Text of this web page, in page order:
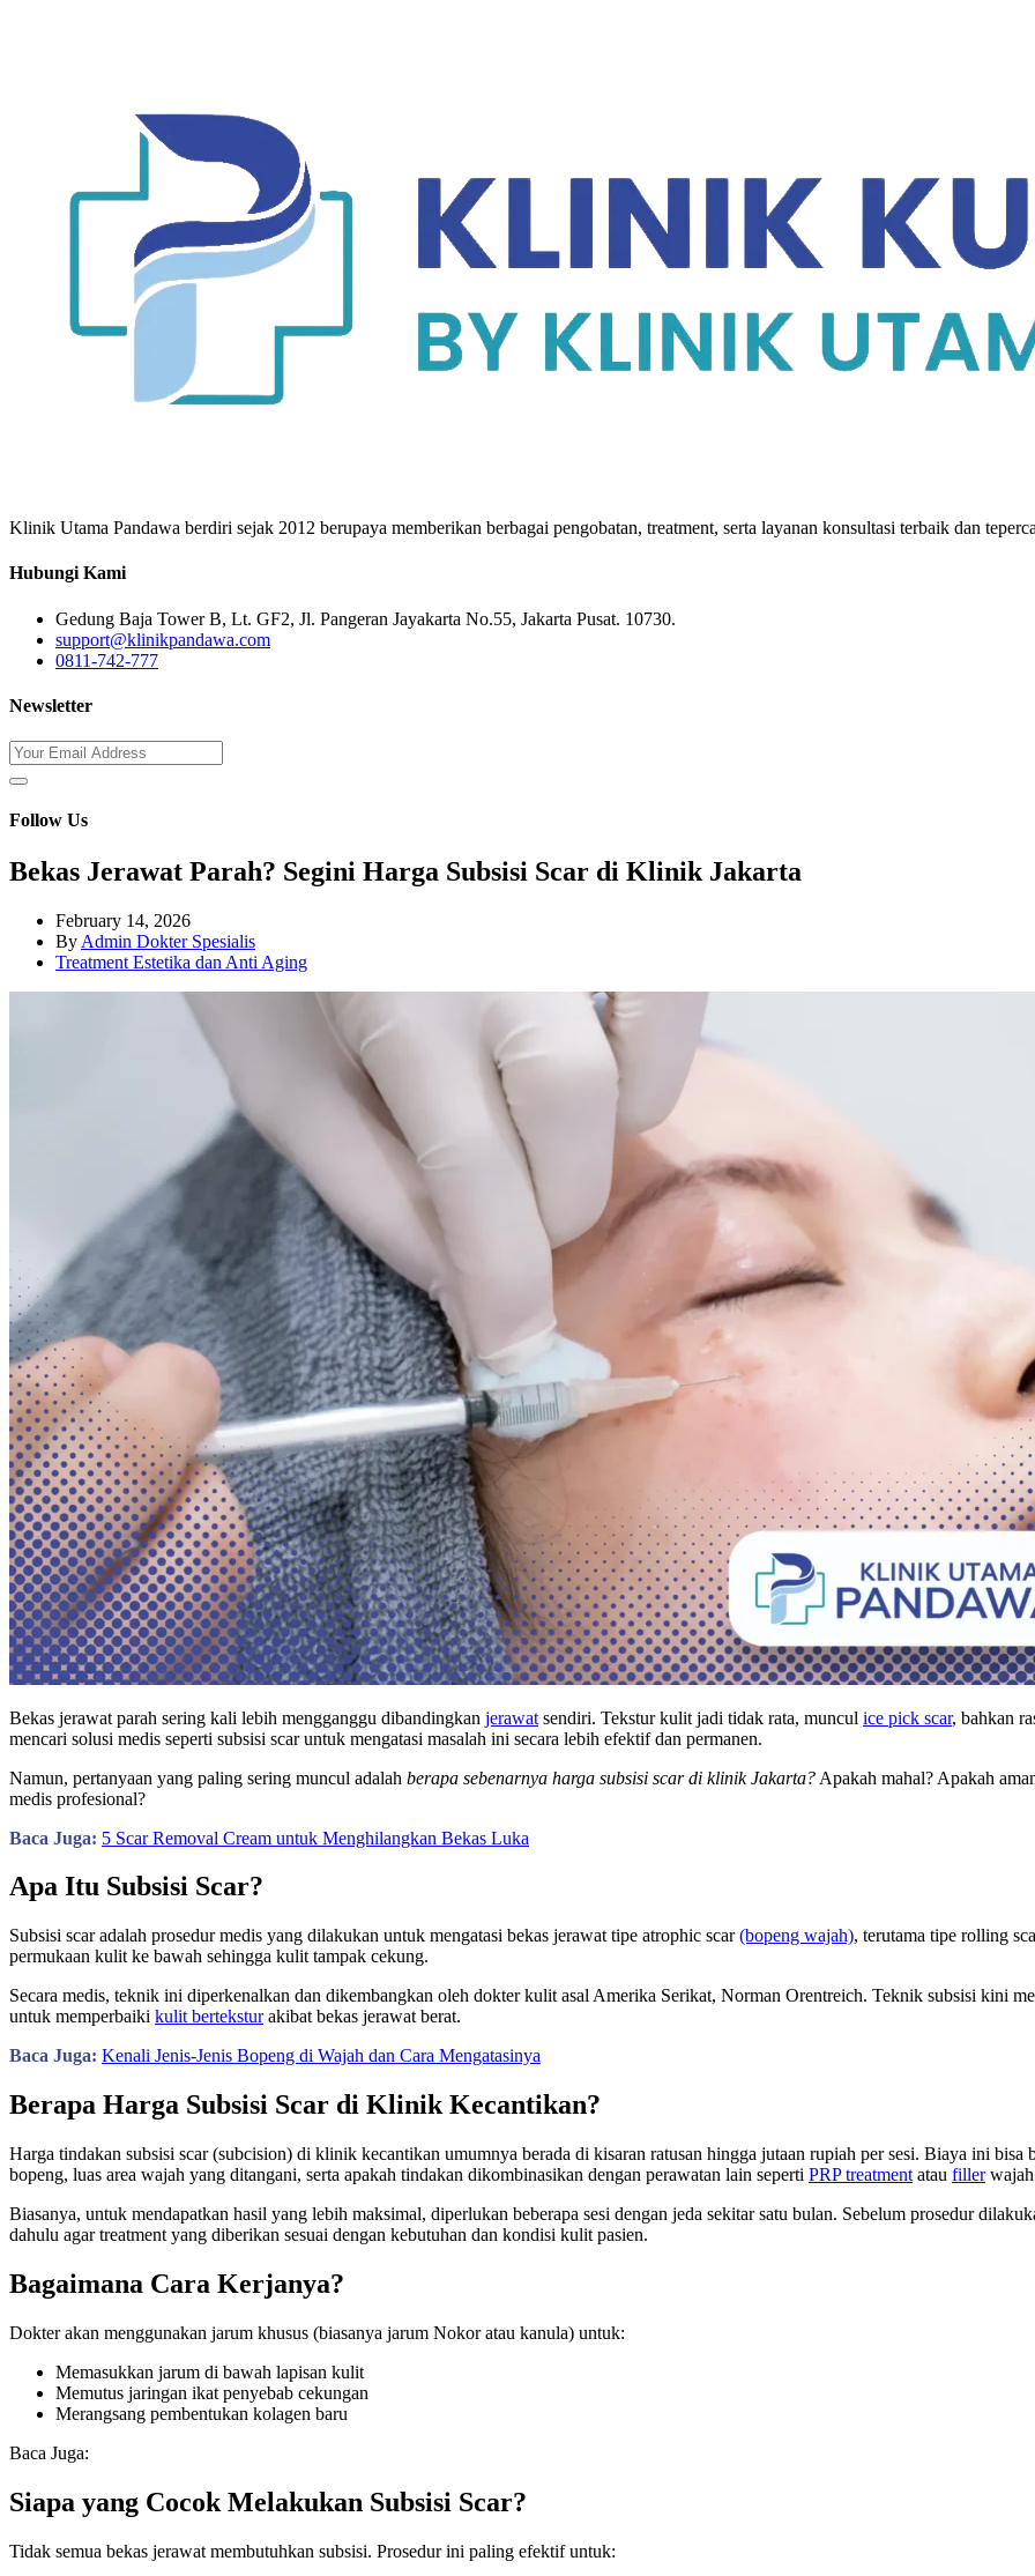
Klinik Utama Pandawa berdiri sejak 2012 berupaya memberikan berbagai pengobatan, treatment, serta layanan konsultasi terbaik dan
Hubungi Kami
Gedung Baja Tower B, Lt. GF2, Jl. Pangeran Jayakarta No.55, Jakarta Pusat. 10730.
support@klinikpandawa.com
0811-742-777
Newsletter
Follow Us
Bekas Jerawat Parah? Segini Harga Subsisi Scar di Klinik Jakarta
February 14, 2026
By Admin Dokter Spesialis
Treatment Estetika dan Anti Aging
Bekas jerawat parah sering kali lebih mengganggu dibandingkan jerawat sendiri. Tekstur kulit jadi tidak rata, muncul ice pick scar, bahkan
mencari solusi medis seperti subsisi scar untuk mengatasi masalah ini secara lebih efektif dan permanen.
Namun, pertanyaan yang paling sering muncul adalah berapa sebenarnya harga subsisi scar di klinik Jakarta? Apakah mahal? Apakah
medis profesional?
Baca Juga: 5 Scar Removal Cream untuk Menghilangkan Bekas Luka
Apa Itu Subsisi Scar?
Subsisi scar adalah prosedur medis yang dilakukan untuk mengatasi bekas jerawat tipe atrophic scar(bopeng wajah), terutama tipe rolling
permukaan kulit ke bawah sehingga kulit tampak cekung.
Secara medis, teknik ini diperkenalkan dan dikembangkan oleh dokter kulit asal Amerika Serikat, Norman Orentreich. Teknik subsisi kini
untuk memperbaiki kulit berteksturakibat bekas jerawat berat.
Baca Juga: Kenali Jenis-Jenis Bopeng di Wajah dan Cara Mengatasinya
Berapa Harga Subsisi Scar di Klinik Kecantikan?
Harga tindakan subsisi scar (subcision) di klinik kecantikan umumnya berada di kisaran ratusan hingga jutaan rupiah per sesi. Biaya ini bisa
bopeng, luas area wajah yang ditangani, serta apakah tindakan dikombinasikan dengan perawatan lain seperti PRP treatment atau filler
Biasanya, untuk mendapatkan hasil yang lebih maksimal, diperlukan beberapa sesi dengan jeda sekitar satu bulan. Sebelum prosedur
dahulu agar treatment yang diberikan sesuai dengan kebutuhan dan kondisi kulit pasien.
Bagaimana Cara Kerjanya?
Dokter akan menggunakan jarum khusus (biasanya jarum Nokor atau kanula) untuk:
Memasukkan jarum di bawah lapisan kulit
Memutus jaringan ikat penyebab cekungan
Merangsang pembentukan kolagen baru
Baca Juga:
Siapa yang Cocok Melakukan Subsisi Scar?
Tidak semua bekas jerawat membutuhkan subsisi. Prosedur ini paling efektif untuk: